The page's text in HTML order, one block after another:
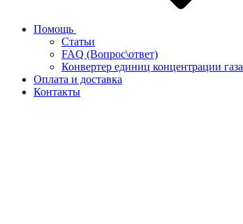
Помощь
Статьи
FAQ (Вопрос\ответ)
Конвертер единиц концентрации газа
Оплата и доставка
Контакты